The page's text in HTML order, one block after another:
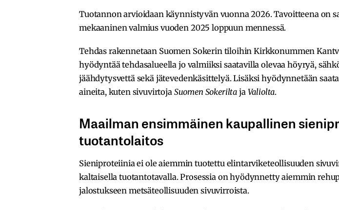
Tuotannon arvioidaan käynnistyvän vuonna 2026. Tavoitteena on
mekaaninen valmius vuoden 2025 loppuun mennessä.
Tehdas rakennetaan Suomen Sokerin tiloihin Kirkkonummen
hyödyntää tehdasalueella jo valmiiksi saatavilla olevaa höyryä,
jäähdytysvettä sekä jätevedenkäsittelyä. Lisäksi hyödynnetään
aineita, kuten sivuvirtoja Suomen Sokerilta ja Valiolta.
Maailman ensimmäinen kaupallinen
tuotantolaitos
Sieniproteiinia ei ole aiemmin tuotettu elintarviketeollisuuden
kaltaisella tuotantotavalla. Prosessia on hyödynnetty aiemmin
jalostukseen metsäteollisuuden sivuvirroista.